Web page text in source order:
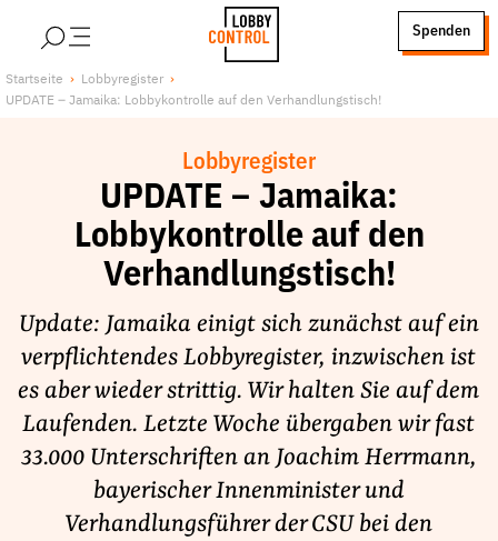
StartSeite
Spenden
Über uns
Finanzierung
Publikationen und Material
Unsere Schwerpunkte
Lobbykontrolle und Regeln
Lobbyismus und Klima
Macht der Digitalkonzerne
Spenden & Fördern
Fördermitglied werden
Startseite
Lobbyregister
UPDATE – Jamaika: Lobbykontrolle auf den Verhandlungstisch!
Lobbyregister
UPDATE – Jamaika:
Lobbykontrolle auf den
Verhandlungstisch!
Update: Jamaika einigt sich zunächst auf ein
verpflichtendes Lobbyregister, inzwischen ist
es aber wieder strittig. Wir halten Sie auf dem
Laufenden. Letzte Woche übergaben wir fast
33.000 Unterschriften an Joachim Herrmann,
bayerischer Innenminister und
Verhandlungsführer der CSU bei den